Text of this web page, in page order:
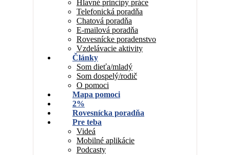
Hlavné princípy práce
Telefonická poradňa
Chatová poradňa
E-mailová poradňa
Rovesnícke poradenstvo
Vzdelávacie aktivity
Články
Som dieťa/mladý
Som dospelý/rodič
O pomoci
Mapa pomoci
2%
Rovesnícka poradňa
Pre teba
Videá
Mobilné aplikácie
Podcasty